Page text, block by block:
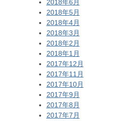
2018年6月
2018年5月
2018年4月
2018年3月
2018年2月
2018年1月
2017年12月
2017年11月
2017年10月
2017年9月
2017年8月
2017年7月